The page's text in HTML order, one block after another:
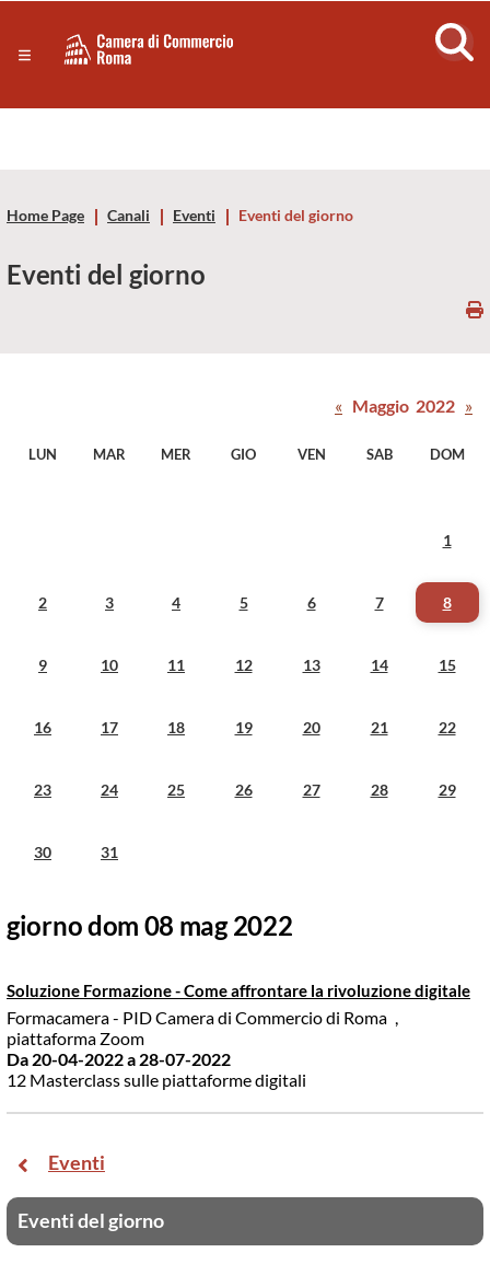
Servizi
Risorse Principali
Camera
Commercio
di
Roma
Roma
Home Page Canali Eventi Eventi del giorno
Eventi del giorno
LUN MAR MER GIO VEN SAB DOM
1
2 3 4 5 6 7 8
9 10 11 12 13 14 15
16 17 18 19 20 21 22
23 24 25 26 27 28 29
30 31
« Maggio 2022 »
giorno dom 08 mag 2022
Soluzione Formazione - Come affrontare la rivoluzione digitale
Formacamera - PID Camera di Commercio di Roma ,
piattaforma Zoom
Da 20-04-2022a 28-07-2022
12 Masterclass sulle piattaforme digitali
Eventi
Eventi del giorno